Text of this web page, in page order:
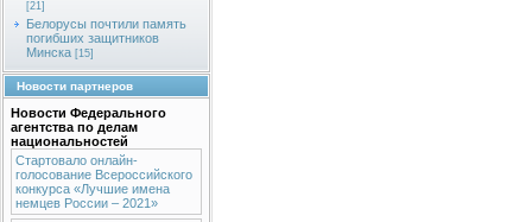
[21]
Белорусы почтили память
погибших защитников
Минска [15]
Новости партнеров
Новости Федерального
агентства по делам
национальностей
Стартовало онлайн-
голосование Всероссийского
конкурса «Лучшие имена
немцев России – 2021»